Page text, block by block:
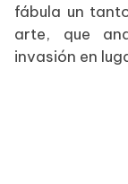
fábula un
arte, que
invasión en